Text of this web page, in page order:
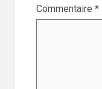
Commentaire *